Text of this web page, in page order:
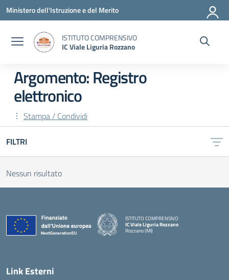
Vai ai contenuti
Vai al menu di navigazione
Vai al footer
Ministero dell'Istruzione e del Merito
ISTITUTO COMPRENSIVO
IC Viale Liguria Rozzano
Argomento: Registro
elettronico
Stampa / Condividi
FILTRI
Nessun risultato
ISTITUTO COMPRENSIVO
IC Viale Liguria Rozzano
Rozzano (MI)
Link Esterni